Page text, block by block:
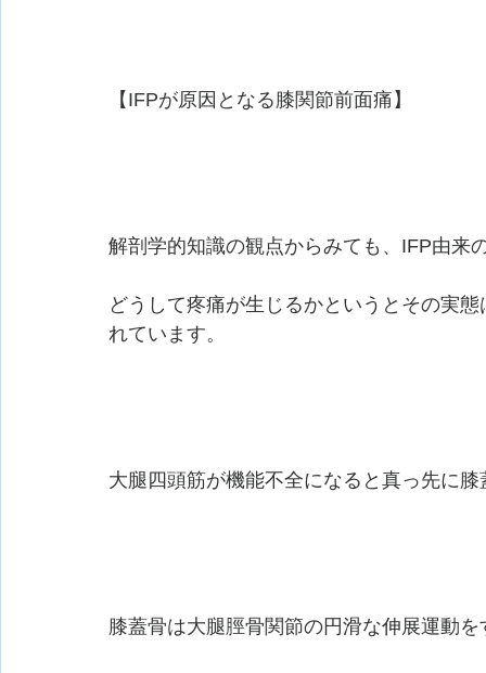
【IFPが原因となる膝関節前面痛】
解剖学的知識の観点からみても、IFP由来
どうして疼痛が生じるかというとその実
れています。
大腿四頭筋が機能不全になると真っ先に
膝蓋骨は大腿脛骨関節の円滑な伸展運動